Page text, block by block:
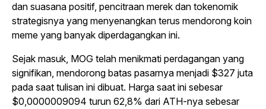
dan suasana positif, pencitraan merek dan tokenomik
strategisnya yang menyenangkan terus mendorong koin
meme yang banyak diperdagangkan ini.
Sejak masuk, MOG telah menikmati perdagangan yang
signifikan, mendorong batas pasarnya menjadi $327 juta
pada saat tulisan ini dibuat. Harga saat ini sebesar
$0,0000009094 turun 62,8% dari ATH-nya sebesar